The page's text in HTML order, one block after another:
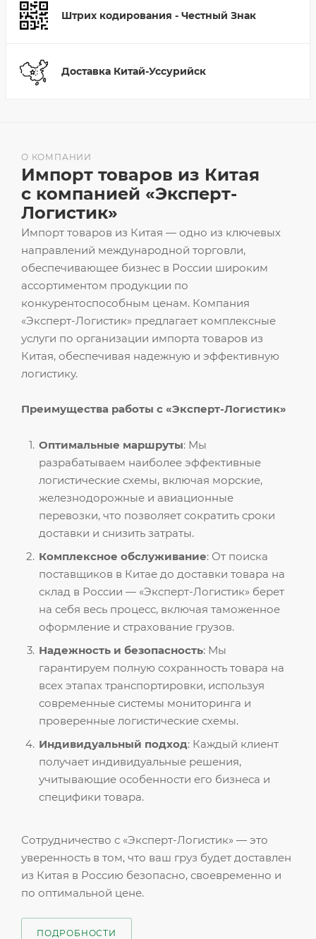
Штрих кодирования - Честный Знак
Доставка Китай-Уссурийск
Импорт товаров из Китая — одно из ключевых
направлений международной торговли,
обеспечивающее бизнес в России широким
ассортиментом продукции по
конкурентоспособным ценам. Компания
«Эксперт-Логистик» предлагает комплексные
услуги по организации импорта товаров из
Китая, обеспечивая надежную и эффективную
логистику.
Преимущества работы с «Эксперт-Логистик»
Оптимальные маршруты: Мы
разрабатываем наиболее эффективные
логистические схемы, включая морские,
железнодорожные и авиационные
перевозки, что позволяет сократить сроки
доставки и снизить затраты.
Комплексное обслуживание: От поиска
поставщиков в Китае до доставки товара на
склад в России — «Эксперт-Логистик» берет
на себя весь процесс, включая таможенное
оформление и страхование грузов.
Надежность и безопасность: Мы
гарантируем полную сохранность товара на
всех этапах транспортировки, используя
современные системы мониторинга и
проверенные логистические схемы.
Индивидуальный подход: Каждый клиент
получает индивидуальные решения,
учитывающие особенности его бизнеса и
специфики товара.
Сотрудничество с «Эксперт-Логистик» — это
уверенность в том, что ваш груз будет доставлен
из Китая в Россию безопасно, своевременно и
по оптимальной цене.
ПОДРОБНОСТИ
О КОМПАНИИ
Импорт товаров из Китая
с компанией «Эксперт-
Логистик»